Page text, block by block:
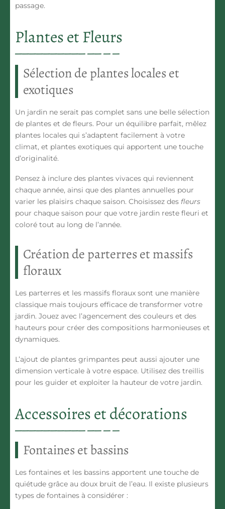
passage.
Plantes et Fleurs
Sélection de plantes locales et
exotiques
Un jardin ne serait pas complet sans une belle sélection
de plantes et de fleurs. Pour un équilibre parfait, mêlez
plantes locales qui s’adaptent facilement à votre
climat, et plantes exotiques qui apportent une touche
d’originalité.
Pensez à inclure des plantes vivaces qui reviennent
chaque année, ainsi que des plantes annuelles pour
varier les plaisirs chaque saison. Choisissez des fleurs
pour chaque saison pour que votre jardin reste fleuri et
coloré tout au long de l’année.
Création de parterres et massifs
floraux
Les parterres et les massifs floraux sont une manière
classique mais toujours efficace de transformer votre
jardin. Jouez avec l’agencement des couleurs et des
hauteurs pour créer des compositions harmonieuses et
dynamiques.
L’ajout de plantes grimpantes peut aussi ajouter une
dimension verticale à votre espace. Utilisez des treillis
pour les guider et exploiter la hauteur de votre jardin.
Accessoires et décorations
Fontaines et bassins
Les fontaines et les bassins apportent une touche de
quiétude grâce au doux bruit de l’eau. Il existe plusieurs
types de fontaines à considérer :